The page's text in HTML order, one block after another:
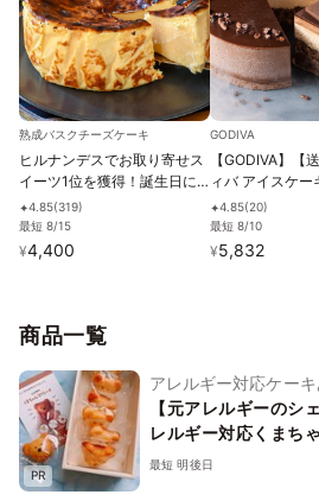
熟成バスクチーズケーキ
ヒルナンデスでお取り寄せス
イーツ1位を獲得！誕生日に
熟成で旨味成分約2倍！グル
テンフリーの「熟成バスクチ
ーズケーキ」 誕生日プレゼン
✦4.85(319)
最短 8/15
¥4,400
GODIVA
【GODIVA】【
ィバ アイスケー
ョコラ お中元
✦4.85(20)
最短 8/10
¥5,832
商品一覧
PR
アレルギー対応ケー
【元アレルギーのシ
レルギー対応くまち
入り／乳卵小麦不使
最短 明後日